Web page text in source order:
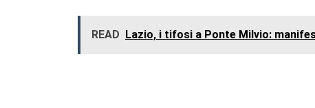
READ Lazio, i tifosi a Ponte Milvio: